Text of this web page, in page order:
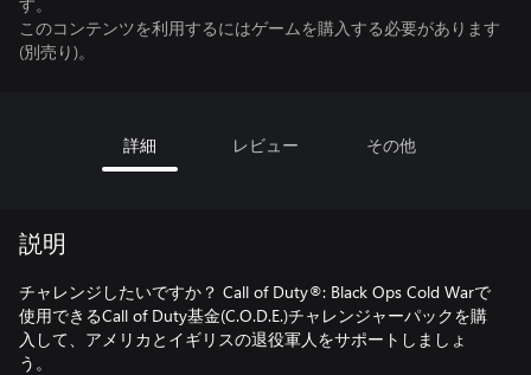
このコンテンツを利用するにはゲームを購入する必要があります
(別売り)。
詳細 レビュー その他
説明
チャレンジしたいですか？ Call of Duty®: Black Ops Cold Warで
使用できるCall of Duty基金(C.O.D.E.)チャレンジャーパックを購
入して、アメリカとイギリスの退役軍人をサポートしましょ
う。